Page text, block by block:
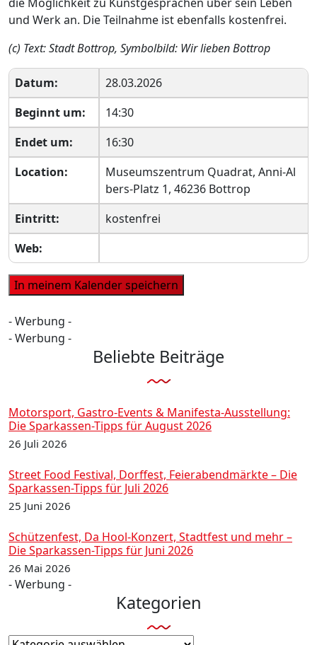
und Werk an. Die Teilnahme ist ebenfalls kostenfrei.
(c) Text: Stadt Bottrop, Symbolbild: Wir lieben Bottrop
Datum:
28.03.2026
Beginnt um:
14:30
Endet um:
16:30
Location:
Museumszentrum Quadrat, Anni-Al
bers-Platz 1, 46236 Bottrop
Eintritt:
kostenfrei
Web:
- Werbung -
- Werbung -
Beliebte Beiträge
Motorsport, Gastro-Events & Manifesta-Ausstellung:
Die Sparkassen-Tipps für August 2026
26 Juli 2026
Street Food Festival, Dorffest, Feierabendmärkte – Die
Sparkassen-Tipps für Juli 2026
25 Juni 2026
Schützenfest, Da Hool-Konzert, Stadtfest und mehr –
Die Sparkassen-Tipps für Juni 2026
26 Mai 2026
- Werbung -
Kategorien